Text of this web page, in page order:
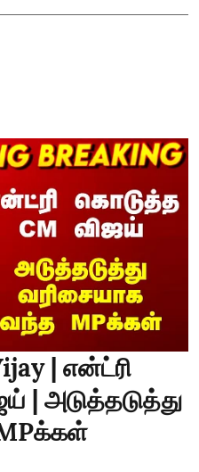
| என்ட்ரி
| அடுத்தடுத்து